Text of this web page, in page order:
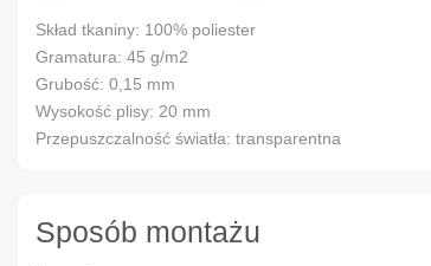
Skład tkaniny: 100% poliester
Gramatura: 45 g/m2
Grubość: 0,15 mm
Wysokość plisy: 20 mm
Przepuszczalność światła: transparentna
Sposób montażu